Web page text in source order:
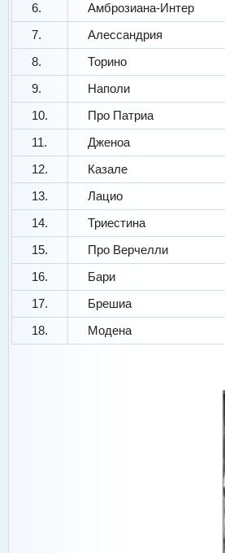
6.
Амброзиана-Интер
7.
Алессандрия
8.
Торино
9.
Наполи
10.
Про Патриа
11.
Дженоа
12.
Казале
13.
Лацио
14.
Триестина
15.
Про Верчелли
16.
Бари
17.
Брешиа
18.
Модена